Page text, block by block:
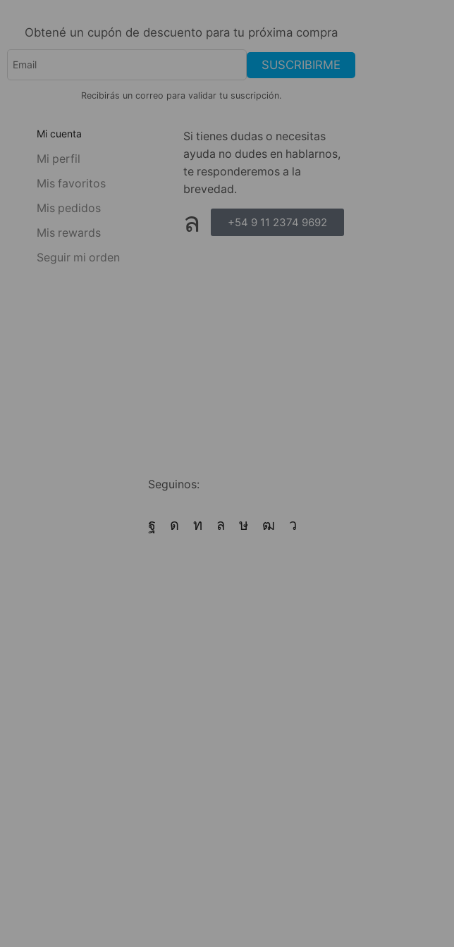
Obtené un cupón de descuento para tu próxima compra
SUSCRIBIRME
Recibirás un correo para validar tu suscripción.
Mi cuenta
Mi perfil
Mis favoritos
Mis pedidos
Mis rewards
Seguir mi orden
Si tienes dudas o necesitas
ayuda no dudes en hablarnos,
te responderemos a la
brevedad.
+54 9 11 2374 9692
Seguinos: